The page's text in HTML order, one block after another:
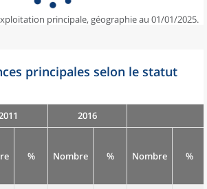
principale, géographie au 01/01/2025.
principales selon le statut
2016
% Nombre % Nombre %